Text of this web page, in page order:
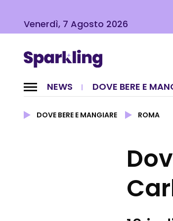
Venerdì, 7 Agosto 2026
NEWS DOVE BERE E
DOVE BERE E MANGIARE ROMA